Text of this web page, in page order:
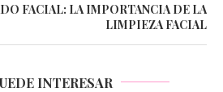
FACIAL: LA IMPORTANCIA DE LA
LIMPIEZA FACIAL
INTERESAR